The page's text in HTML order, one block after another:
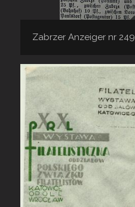
Zabrzer Anzeiger nr 249